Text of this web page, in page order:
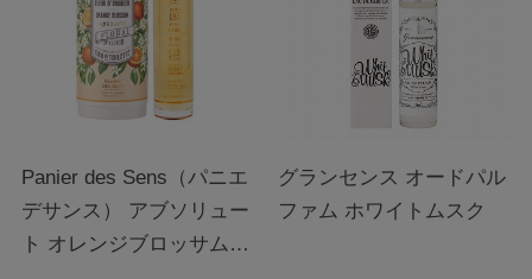
Panier des Sens（パニエ
デサンス） アブソリュー
ト オレンジブロッサム
グランセンス オードパル
ファム ホワイトムスク